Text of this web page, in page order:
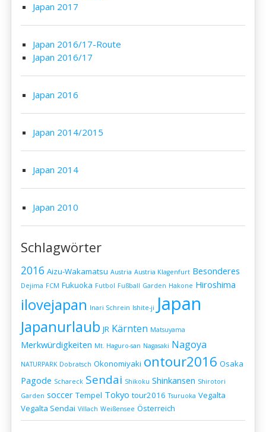
Japan 2017
Japan 2016/17-Route
Japan 2016/17
Japan 2016
Japan 2014/2015
Japan 2014
Japan 2010
Schlagwörter
2016 Aizu-Wakamatsu Austria Austria Klagenfurt Besonderes
Dejima FCM Fukuoka Futbol Fußball Garden Hakone Hiroshima
ilovejapan Inari Schrein Ishite-ji Japan
Japanurlaub JR Kärnten Matsuyama
Merkwürdigkeiten Mt. Haguro-san Nagasaki Nagoya
NATURPARK Dobratsch Okonomiyaki ontour2016 Osaka
Pagode Schareck Sendai Shikoku Shinkansen Shirotori
Garden soccer Tempel Tokyo tour2016 Tsuruoka Vegalta
Vegalta Sendai Villach Weißensee Österreich